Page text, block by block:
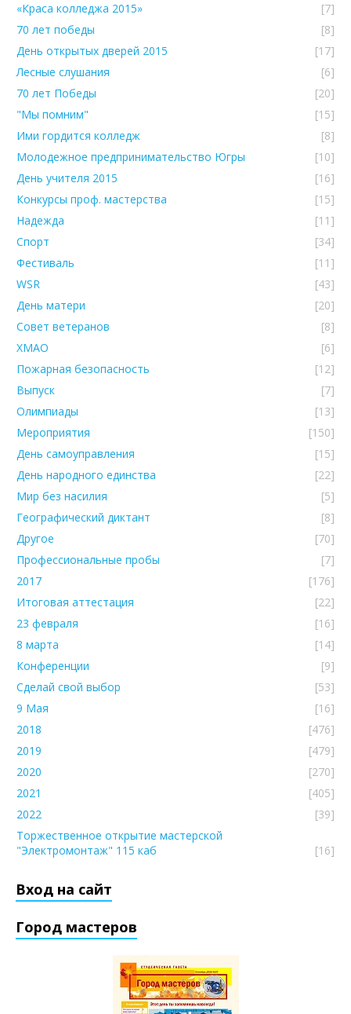
«Краса колледжа 2015»
[7]
70 лет победы
[8]
День открытых дверей 2015
[17]
Лесные слушания
[6]
70 лет Победы
[20]
"Мы помним"
[15]
Ими гордится колледж
[8]
Молодежное предпринимательство Югры
[10]
День учителя 2015
[16]
Конкурсы проф. мастерства
[15]
Надежда
[11]
Спорт
[34]
Фестиваль
[11]
WSR
[43]
День матери
[20]
Совет ветеранов
[8]
ХМАО
[6]
Пожарная безопасность
[12]
Выпуск
[7]
Олимпиады
[13]
Мероприятия
[150]
День самоуправления
[15]
День народного единства
[22]
Мир без насилия
[5]
Географический диктант
[8]
Другое
[70]
Профессиональные пробы
[7]
2017
[176]
Итоговая аттестация
[22]
23 февраля
[16]
8 марта
[14]
Конференции
[9]
Сделай свой выбор
[53]
9 Мая
[16]
2018
[476]
2019
[479]
2020
[270]
2021
[405]
2022
[39]
Торжественное открытие мастерской
"Электромонтаж" 115 каб
[16]
Вход на сайт
Город мастеров